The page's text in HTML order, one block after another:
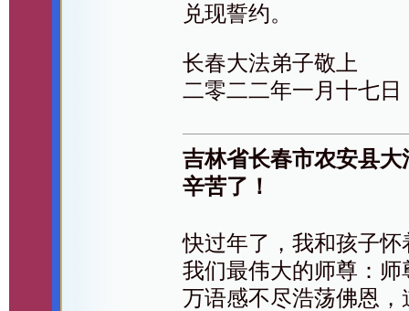
兑现誓约。
长春大法弟子敬上
二零二二年一月十七日
吉林省长春市农安县
辛苦了！
快过年了，我和孩子
我们最伟大的师尊：
万语感不尽浩荡佛恩